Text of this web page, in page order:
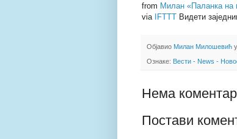
from Милан «Паланка на
via IFTTT Видети
Објавио Милан Милошевић у
Ознаке: Вести - News -
Нема
Постави